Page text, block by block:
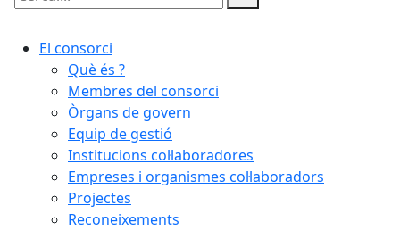
Cercar:
El consorci
Què és ?
Membres del consorci
Òrgans de govern
Equip de gestió
Institucions col·laboradores
Empreses i organismes col·laboradors
Projectes
Reconeixements